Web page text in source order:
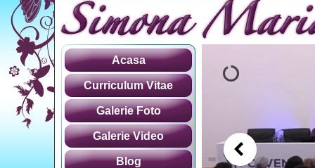
Acasa
Curriculum Vitae
Galerie Foto
Galerie Video
Blog